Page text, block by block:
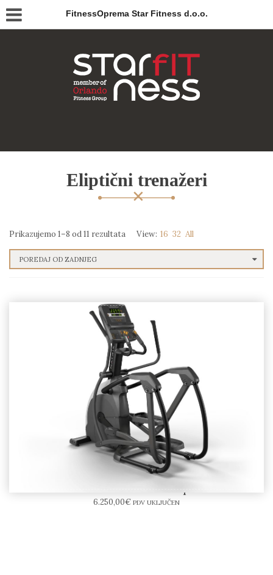
FitnessOprema Star Fitness d.o.o.
Eliptični trenažeri
Prikazujemo 1–8 od 11 rezultata View: 16 32 All
Matrix Endurance Elliptical
6.250,00€ PDV UKLJUČEN